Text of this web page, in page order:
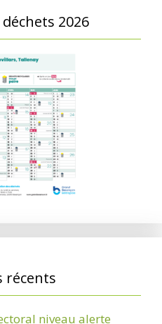
2026
récents
niveau alerte